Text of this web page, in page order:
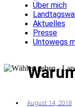
Über mich
Aktu­el­les
Pres­se
Unto­wegs
August 14, 2018